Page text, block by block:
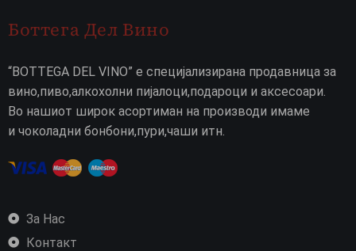
Боттега Дел Вино
“BOTTEGA DEL VINO” е специјализирана продавница за
вино,пиво,алкохолни пијалоци,подароци и аксесоари.
Во нашиот широк асортиман на производи имаме
и чоколадни бонбони,пури,чаши итн.
За Нас
Контакт